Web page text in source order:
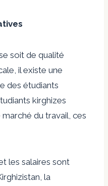
soit de qualité
il existe une
des étudiants
kirghizes
marché du travail, ces
les salaires sont
la